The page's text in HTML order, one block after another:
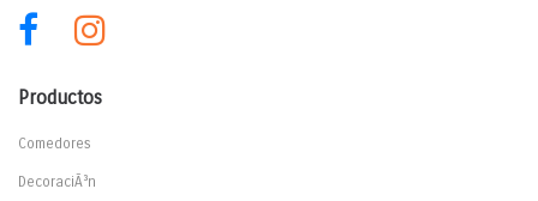
Productos
Comedores
DecoraciÃ³n